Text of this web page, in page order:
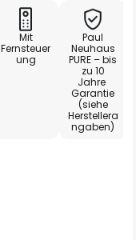
Mit
Fernsteuer
ung
Paul
Neuhaus
PURE – bis
zu 10
Jahre
Garantie
(siehe
Herstellera
ngaben)